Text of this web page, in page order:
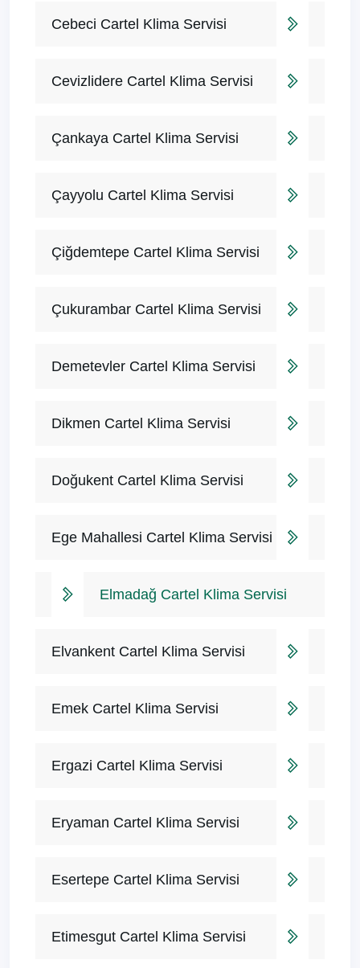
Cebeci Cartel Klima Servisi
Cevizlidere Cartel Klima Servisi
Çankaya Cartel Klima Servisi
Çayyolu Cartel Klima Servisi
Çiğdemtepe Cartel Klima Servisi
Çukurambar Cartel Klima Servisi
Demetevler Cartel Klima Servisi
Dikmen Cartel Klima Servisi
Doğukent Cartel Klima Servisi
Ege Mahallesi Cartel Klima Servisi
Elmadağ Cartel Klima Servisi
Elvankent Cartel Klima Servisi
Emek Cartel Klima Servisi
Ergazi Cartel Klima Servisi
Eryaman Cartel Klima Servisi
Esertepe Cartel Klima Servisi
Etimesgut Cartel Klima Servisi